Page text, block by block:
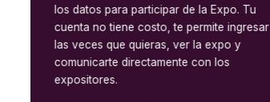
los datos para participar de la Expo. Tu
cuenta no tiene costo, te permite ingresar
las veces que quieras, ver la expo y
comunicarte directamente con los
expositores.